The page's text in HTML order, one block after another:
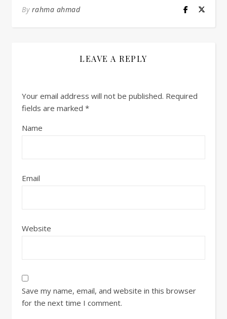
By rahma ahmad
LEAVE A REPLY
Your email address will not be published. Required
fields are marked *
Name
Email
Website
Save my name, email, and website in this browser
for the next time I comment.